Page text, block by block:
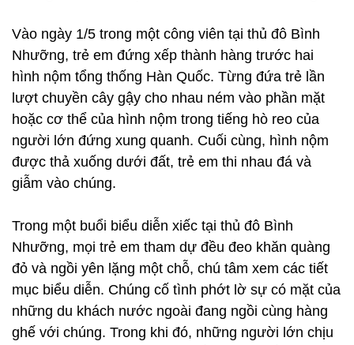
Vào ngày 1/5 trong một công viên tại thủ đô Bình
Nhưỡng, trẻ em đứng xếp thành hàng trước hai
hình nộm tổng thống Hàn Quốc. Từng đứa trẻ lần
lượt chuyền cây gậy cho nhau ném vào phần mặt
hoặc cơ thể của hình nộm trong tiếng hò reo của
người lớn đứng xung quanh. Cuối cùng, hình nộm
được thả xuống dưới đất, trẻ em thi nhau đá và
giẫm vào chúng.
Trong một buổi biểu diễn xiếc tại thủ đô Bình
Nhưỡng, mọi trẻ em tham dự đều đeo khăn quàng
đỏ và ngồi yên lặng một chỗ, chú tâm xem các tiết
mục biểu diễn. Chúng cố tình phớt lờ sự có mặt của
những du khách nước ngoài đang ngồi cùng hàng
ghế với chúng. Trong khi đó, những người lớn chịu